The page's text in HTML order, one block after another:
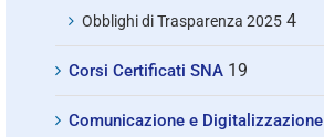
Obblighi di Trasparenza 2025 4
Corsi Certificati SNA 19
Comunicazione e Digitalizzazione